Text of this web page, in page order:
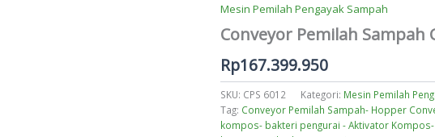
Mesin Pemilah Pengayak Sampah
Conveyor Pemilah Sampah
Rp167.399.950
SKU: CPS 6012 Kategori: Mesin Pemilah
Tag: Conveyor Pemilah Sampah- Hopper
kompos- bakteri pengurai - Aktivator